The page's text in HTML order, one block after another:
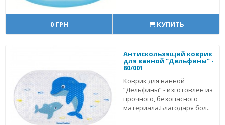
0 ГРН КУПИТЬ
Антискользящий коврик
для ванной “Дельфины” -
80/001
Коврик для ванной
“Дельфины” - изготовлен из
прочного, безопасного
материала.Благодаря бол..